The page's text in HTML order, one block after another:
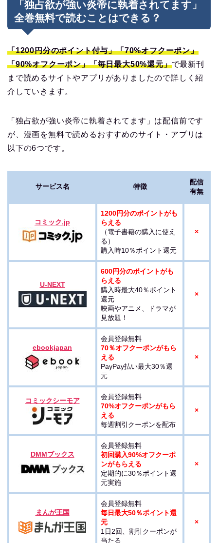
「独占欲が強い炎帝に執着されてます」
全巻無料で読むことはできる？
「1200円分のポイント付与」「70%オフクーポン」
「90%オフクーポン」「毎日最大50%還元」で最新刊
まで読めるサイトやアプリがありましたので詳しく紹
介していきます。
「独占欲が強い炎帝に執着されてます」は配信前です
が、漫画を無料で読めるおすすめのサイト・アプリは
以下の6つです。
サービス名 特徴
配信
有無
コミック.jp
1200円分のポイントがも
らえる
（電子書籍の購入に使え
る）
購入時10％ポイント還元
×
U-NEXT
600円分のポイントがも
らえる
購入時最大40％ポイント
還元
映画やアニメ、ドラマが
見放題！
×
ebookjapan
会員登録無料
70％オフクーポンがもら
える
PayPay払い最大30％還
元
×
コミックシーモア
会員登録無料
70%オフクーポンがもら
える
毎週割引クーポンを配布
×
DMMブックス
会員登録無料
初回購入90%オフクーポ
ンがもらえる
定期的に30％ポイント還
元実施
×
まんが王国
会員登録無料
毎日最大50％ポイント還
元
1日2回、割引クーポンが
当たる
×